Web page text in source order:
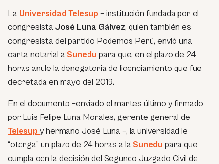
La Universidad Telesup – institución fundada por el
congresista José Luna Gálvez, quien también es
congresista del partido Podemos Perú, envió una
carta notarial a Sunedu para que, en el plazo de 24
horas anule la denegatoria de licenciamiento que fue
decretada en mayo del 2019.
En el documento –enviado el martes último y firmado
por Luis Felipe Luna Morales, gerente general de
Telesup y hermano José Luna –, la universidad le
“otorga” un plazo de 24 horas a la Sunedu para que
cumpla con la decisión del Segundo Juzgado Civil de